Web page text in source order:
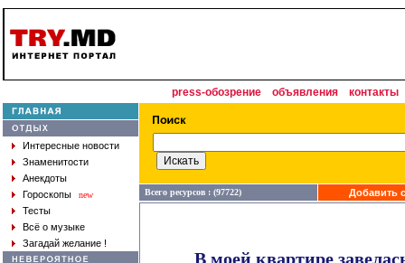
press-обозрение объявления контакты
Интересные новости
Знаменитости
Анекдоты
Гороскопы
new
Тесты
Всё о музыке
Загадай желание !
Всего ресурсов : (97722) Добавить
В моей квартире